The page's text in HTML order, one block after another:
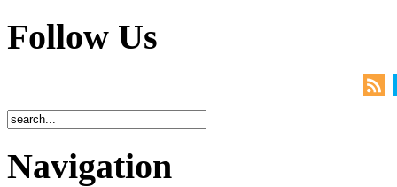
Follow Us
Navigation